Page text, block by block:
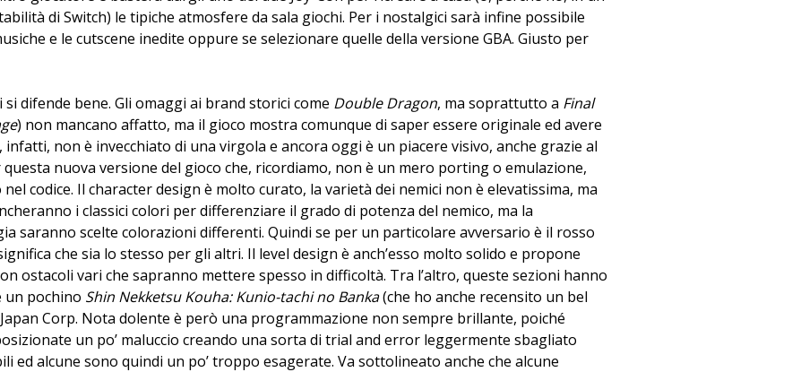
di Switch) le tipiche atmosfere da sala giochi. Per i nostalgici sarà infine possibile
e le cutscene inedite oppure se selezionare quelle della versione GBA. Giusto per
difende bene. Gli omaggi ai brand storici come Double Dragon, ma soprattutto a Final
) non mancano affatto, ma il gioco mostra comunque di saper essere originale ed avere
non è invecchiato di una virgola e ancora oggi è un piacere visivo, anche grazie al
nuova versione del gioco che, ricordiamo, non è un mero porting o emulazione,
codice. Il character design è molto curato, la varietà dei nemici non è elevatissima, ma
i classici colori per differenziare il grado di potenza del nemico, ma la
saranno scelte colorazioni differenti. Quindi se per un particolare avversario è il rosso
che sia lo stesso per gli altri. Il level design è anch’esso molto solido e propone
ostacoli vari che sapranno mettere spesso in difficoltà. Tra l’altro, queste sezioni hanno
un pochino Shin Nekketsu Kouha: Kunio-tachi no Banka(che ho anche recensito un bel
Corp. Nota dolente è però una programmazione non sempre brillante, poiché
un po’ maluccio creando una sorta di trial and error leggermente sbagliato
ed alcune sono quindi un po’ troppo esagerate. Va sottolineato anche che alcune